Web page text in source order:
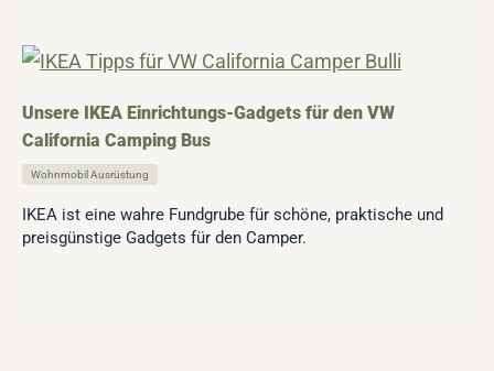
Unsere IKEA Einrichtungs-Gadgets für den VW
California Camping Bus
Wohnmobil Ausrüstung
IKEA ist eine wahre Fundgrube für schöne, praktische und
preisgünstige Gadgets für den Camper.